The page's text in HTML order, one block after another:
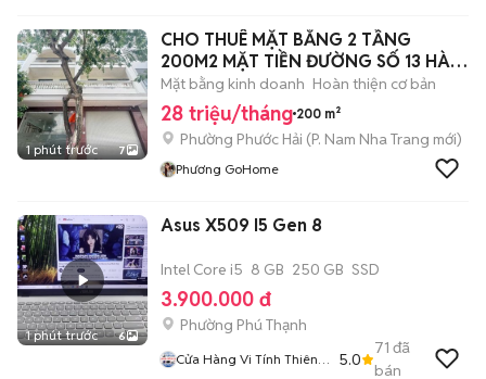
1 phút trước 7
CHO THUÊ MẶT BẰNG 2 TẦNG
200M2 MẶT TIỀN ĐƯỜNG SỐ 13 HÀ
QUANG 2
Mặt bằng kinh doanh Hoàn thiện cơ bản
28 triệu/tháng 200 m²
Phường Phước Hải (P. Nam Nha Trang mới)
Phương GoHome
1 phút trước 6
Asus X509 I5 Gen 8
Intel Core i5 8 GB 250 GB SSD
3.900.000 đ
Phường Phú Thạnh
Cửa Hàng Vi Tính Thiên
5.0
71 đã
bán